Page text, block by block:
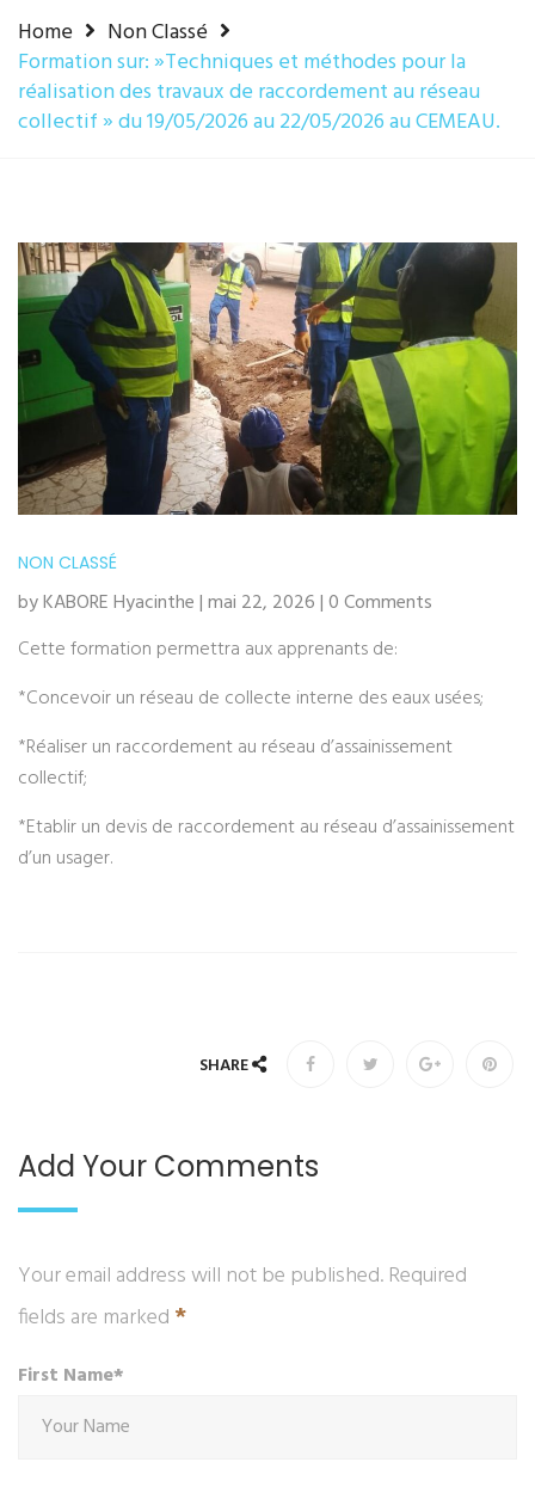
Home
Non Classé
Formation sur: »Techniques et méthodes pour la
réalisation des travaux de raccordement au réseau
collectif » du 19/05/2026 au 22/05/2026 au CEMEAU.
NON CLASSÉ
by KABORE Hyacinthe | mai 22, 2026 | 0 Comments
Cette formation permettra aux apprenants de:
*Concevoir un réseau de collecte interne des eaux usées;
*Réaliser un raccordement au réseau d’assainissement
collectif;
*Etablir un devis de raccordement au réseau d’assainissement
d’un usager.
SHARE
Add Your Comments
Your email address will not be published. Required
fields are marked *
First Name*